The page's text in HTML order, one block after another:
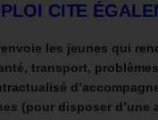
CITE
les jeunes qui
transport,
(pour disposer d’une